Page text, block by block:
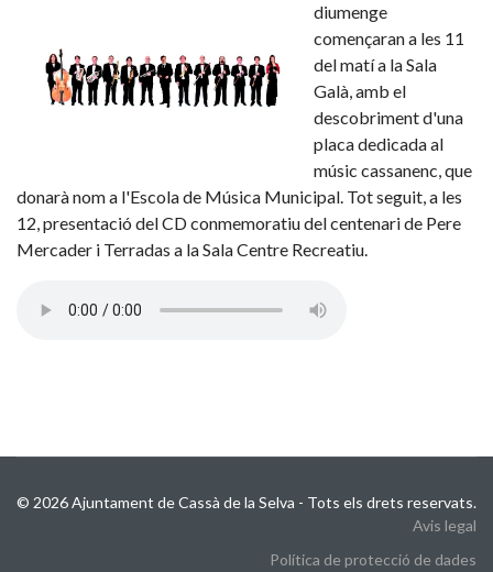
diumenge
començaran a les 11
del matí a la Sala
Galà, amb el
descobriment d'una
placa dedicada al
músic cassanenc, que
donarà nom a l'Escola de Música Municipal. Tot seguit, a les
12, presentació del CD conmemoratiu del centenari de Pere
Mercader i Terradas a la Sala Centre Recreatiu.
© 2026 Ajuntament de Cassà de la Selva - Tots els drets reservats.
Avis legal
Política de protecció de dades